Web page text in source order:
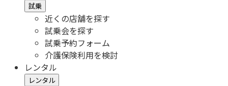
試乗
近くの店舗を探す
試乗会を探す
試乗予約フォーム
介護保険利用を検討
レンタル
レンタル